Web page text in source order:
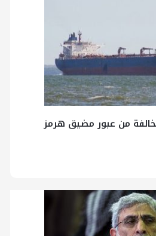
من عبور مضيق هرمز